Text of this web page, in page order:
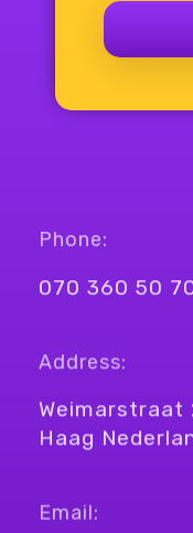
Phone:
070 360 50
Address:
Weimarstraat
Haag
Email: